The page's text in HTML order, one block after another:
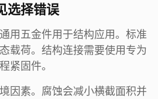
选择错误
用五金件用于结构应用。标准
载荷。结构连接需要使用专为
紧固件。
因素。腐蚀会减小横截面积并